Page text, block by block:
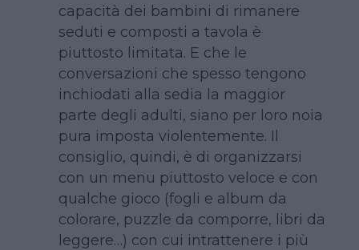
capacità dei bambini di rimanere
seduti e composti a tavola è
piuttosto limitata. E che le
conversazioni che spesso tengono
inchiodati alla sedia la maggior
parte degli adulti, siano per loro noia
pura imposta violentemente. Il
consiglio, quindi, è di organizzarsi
con un menu piuttosto veloce e con
qualche gioco (fogli e album da
colorare, puzzle da comporre, libri da
leggere…) con cui intrattenere i più